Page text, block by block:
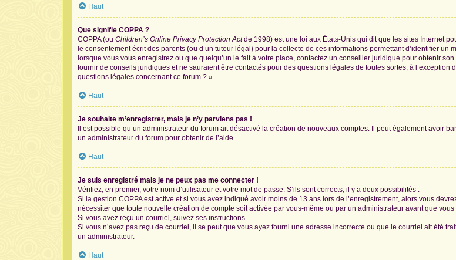
Haut
Que signifie COPPA ?
COPPA (ou Children’s Online Privacy Protection Actde 1998) est une loi aux États-Unis qui dit que les sites Internet
le consentement écrit des parents (ou d’un tuteur légal) pour la collecte de ces informations permettant d’identifier
lorsque vous vous enregistrez ou que quelqu’un le fait à votre place, contactez un conseiller juridique pour obtenir
fournir de conseils juridiques et ne sauraient être contactés pour des questions légales de toutes sortes, à
questions légales concernant ce forum ? ».
Haut
Je souhaite m’enregistrer, mais je n’y parviens pas !
Il est possible qu’un administrateur du forum ait désactivé la création de nouveaux comptes. Il peut également avoir
un administrateur du forum pour obtenir de l’aide.
Haut
Je suis enregistré mais je ne peux pas me connecter !
Vérifiez, en premier, votre nom d’utilisateur et votre mot de passe. S’ils sont corrects, il y a deux possibilités :
Si la gestion COPPA est active et si vous avez indiqué avoir moins de 13 ans lors de l’enregistrement, alors vous
nécessiter que toute nouvelle création de compte soit activée par vous-même ou par un administrateur avant que
Si vous avez reçu un courriel, suivez ses instructions.
Si vous n’avez pas reçu de courriel, il se peut que vous ayez fourni une adresse incorrecte ou que le courriel ait été
un administrateur.
Haut